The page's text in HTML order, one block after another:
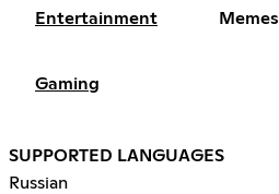
Entertainment Memes
Gaming
SUPPORTED LANGUAGES
Russian